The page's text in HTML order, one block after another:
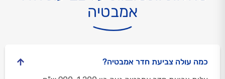
אמבטיה
כמה עולה צביעת חדר אמבטיה?